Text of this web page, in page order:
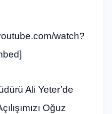
watch?
Ali Yeter’de
Oğuz